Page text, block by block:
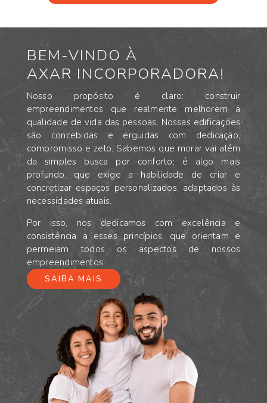
BEM-VINDO À
AXAR INCORPORADORA!
Nosso propósito é claro: construir
empreendimentos que realmente melhorem a
qualidade de vida das pessoas. Nossas edificações
são concebidas e erguidas com dedicação,
compromisso e zelo. Sabemos que morar vai além
da simples busca por conforto; é algo mais
profundo, que exige a habilidade de criar e
concretizar espaços personalizados, adaptados às
necessidades atuais.
Por isso, nos dedicamos com excelência e
consistência a esses princípios, que orientam e
permeiam todos os aspectos de nossos
empreendimentos.
SAIBA MAIS